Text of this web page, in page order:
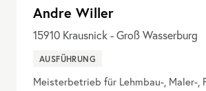
Andre Willer
15910 Krausnick - Groß Wasserburg
AUSFÜHRUNG
Meisterbetrieb für Lehmbau-, Maler-,